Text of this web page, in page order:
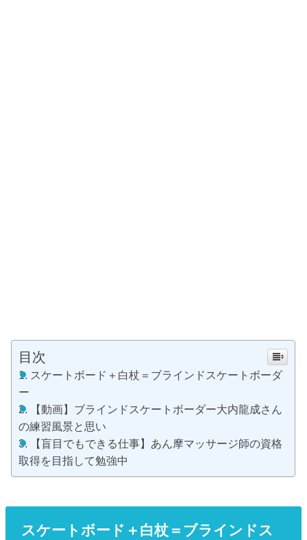
目次
スケートボード＋白杖＝ブラインドスケートボーダ
ー
【動画】ブラインドスケートボーダー大内龍成さん
の練習風景と思い
【盲目でもできる仕事】あん摩マッサージ師の資格
取得を目指して勉強中
スケートボード＋白杖＝ブラインドス